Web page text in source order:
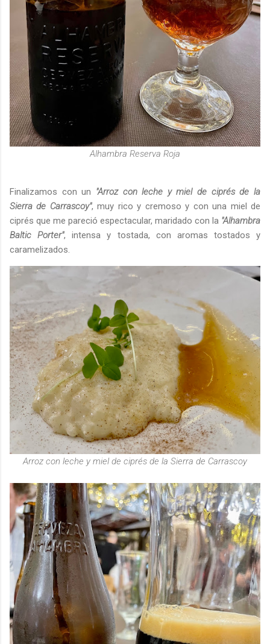
Alhambra Reserva Roja
Finalizamos con un "Arroz con leche y miel de ciprés de la
Sierra de Carrascoy", muy rico y cremoso y con una miel de
ciprés que me pareció espectacular, maridado con la "Alhambra
Baltic Porter", intensa y tostada, con aromas tostados y
caramelizados.
Arroz con leche y miel de ciprés de la Sierra de Carrascoy